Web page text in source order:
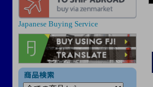
Japanese Buying Service